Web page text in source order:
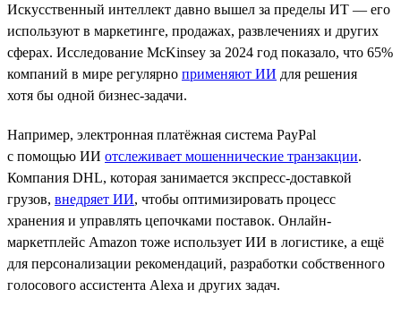
Искусственный интеллект давно вышел за пределы ИТ — его
используют в маркетинге, продажах, развлечениях и других
сферах. Исследование McKinsey за 2024 год показало, что 65%
компаний в мире регулярно применяют ИИ для решения
хотя бы одной бизнес-задачи.
Например, электронная платёжная система PayPal
с помощью ИИ отслеживает мошеннические транзакции.
Компания DHL, которая занимается экспресс-доставкой
грузов, внедряет ИИ, чтобы оптимизировать процесс
хранения и управлять цепочками поставок. Онлайн-
маркетплейс Amazon тоже использует ИИ в логистике, а ещё
для персонализации рекомендаций, разработки собственного
голосового ассистента Alexa и других задач.